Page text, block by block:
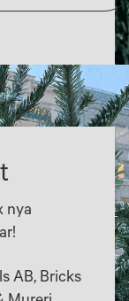
nya
AB, Bricks